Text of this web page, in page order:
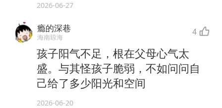
2026-06-27
瘾的深巷
海南琼海 4
孩子阳气不足，根在父母心气太
盛。与其怪孩子脆弱，不如问问自
己给了多少阳光和空间
2026-06-20